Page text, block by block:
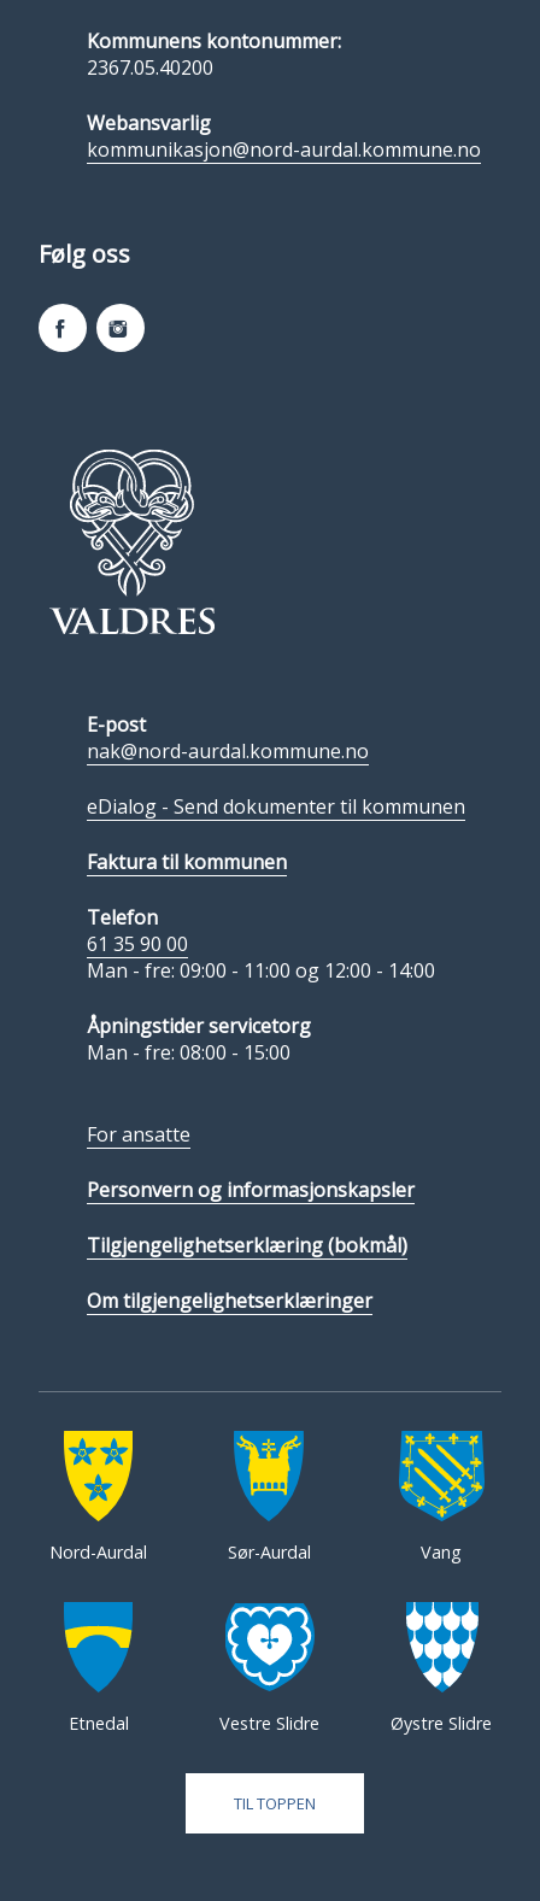
Kommunens kontonummer:
2367.05.40200
Webansvarlig
kommunikasjon@nord-aurdal.kommune.no
Følg oss
FacebookInstagram
E-post
nak@nord-aurdal.kommune.no
eDialog - Send dokumenter til kommunen
Faktura til kommunen
Telefon
61 35 90 00
Man - fre: 09:00 - 11:00 og 12:00 - 14:00
Åpningstider servicetorg
Man - fre: 08:00 - 15:00
For ansatte
Personvern og informasjonskapsler
Tilgjengelighetserklæring (bokmål)
Om tilgjengelighetserklæringer
Nord-Aurdal Sør-Aurdal Vang
Etnedal Vestre Slidre Øystre Slidre
TIL TOPPEN